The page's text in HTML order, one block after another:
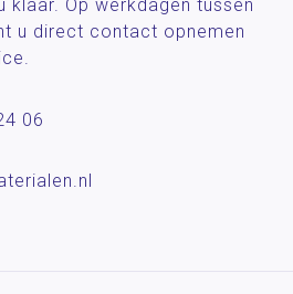
klaar. Op werkdagen tussen
u direct contact opnemen
06